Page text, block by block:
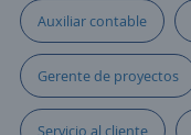
Auxiliar contable
Gerente de proyectos
Servicio al cliente